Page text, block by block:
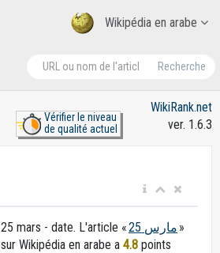
Wikipédia en arabe
Recherche
Vérifier le niveau
de qualité actuel
WikiRank.net
ver. 1.6.3
25 mars - date. L'article « 25 مارس »
sur Wikipédia en arabe a 4.8 points